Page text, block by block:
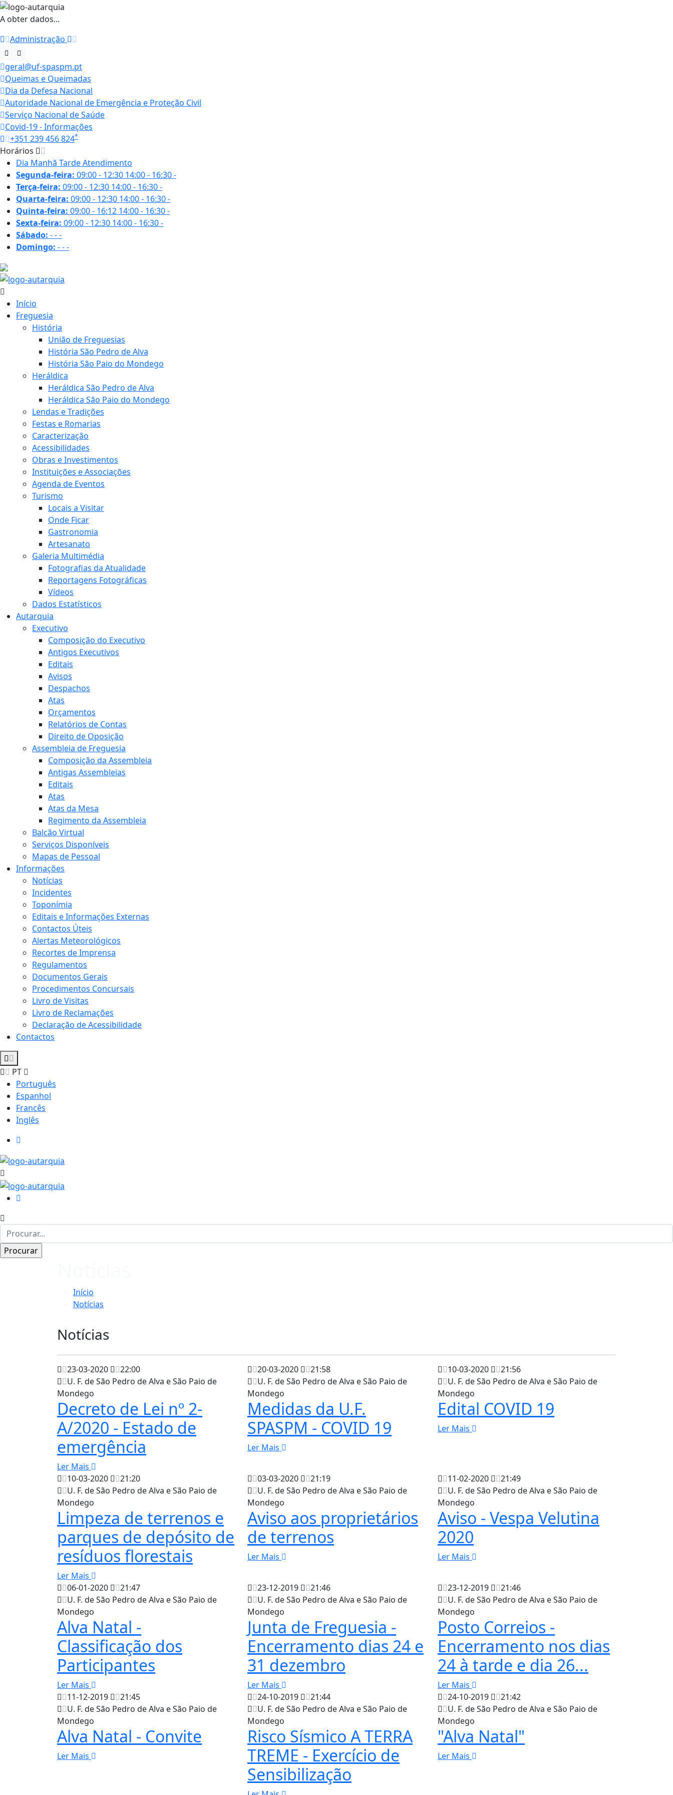
A obter dados...
Administração
geral@uf-spaspm.pt
Queimas e Queimadas
Dia da Defesa Nacional
Autoridade Nacional de Emergência e Proteção Civil
Serviço Nacional de Saúde
Covid-19 - Informações
+351 239 456 824*
Horários
Dia Manhã TardeAtendimento
Segunda-feira: 09:00 - 12:30 14:00 - 16:30-
Terça-feira: 09:00 - 12:30 14:00 - 16:30-
Quarta-feira: 09:00 - 12:30 14:00 - 16:30-
Quinta-feira: 09:00 - 16:12 14:00 - 16:30-
Sexta-feira: 09:00 - 12:30 14:00 - 16:30-
Sábado: ---
Domingo: ---
Início
Freguesia
História
União de Freguesias
História São Pedro de Alva
História São Paio do Mondego
Heráldica
Heráldica São Pedro de Alva
Heráldica São Paio do Mondego
Lendas e Tradições
Festas e Romarias
Caracterização
Acessibilidades
Obras e Investimentos
Instituições e Associações
Agenda de Eventos
Turismo
Locais a Visitar
Onde Ficar
Gastronomia
Artesanato
Galeria Multimédia
Fotografias da Atualidade
Reportagens Fotográficas
Vídeos
Dados Estatísticos
Autarquia
Executivo
Composição do Executivo
Antigos Executivos
Editais
Avisos
Despachos
Atas
Orçamentos
Relatórios de Contas
Direito de Oposição
Assembleia de Freguesia
Composição da Assembleia
Antigas Assembleias
Editais
Atas
Atas da Mesa
Regimento da Assembleia
Balcão Virtual
Serviços Disponíveis
Mapas de Pessoal
Informações
Notícias
Incidentes
Toponímia
Editais e Informações Externas
Contactos Úteis
Alertas Meteorológicos
Recortes de Imprensa
Regulamentos
Documentos Gerais
Procedimentos Concursais
Livro de Visitas
Livro de Reclamações
Declaração de Acessibilidade
Contactos
PT
Português
Espanhol
Francês
Inglês
Início
Notícias
Notícias
23-03-2020
22:00
U. F. de São Pedro de Alva e São Paio de
Mondego
Decreto de Lei nº 2-
A/2020 - Estado de
emergência
Ler Mais
20-03-2020
21:58
U. F. de São Pedro de Alva e São Paio de
Mondego
Medidas da U.F.
SPASPM - COVID 19
Ler Mais
10-03-2020
21:56
U. F. de São Pedro de Alva e São Paio de
Mondego
Edital COVID 19
Ler Mais
10-03-2020
21:20
U. F. de São Pedro de Alva e São Paio de
Mondego
Limpeza de terrenos e
parques de depósito de
resíduos florestais
Ler Mais
03-03-2020
21:19
U. F. de São Pedro de Alva e São Paio de
Mondego
Aviso aos proprietários
de terrenos
Ler Mais
11-02-2020
21:49
U. F. de São Pedro de Alva e São Paio de
Mondego
Aviso - Vespa Velutina
2020
Ler Mais
06-01-2020
21:47
U. F. de São Pedro de Alva e São Paio de
Mondego
Alva Natal -
Classificação dos
Participantes
Ler Mais
23-12-2019
21:46
U. F. de São Pedro de Alva e São Paio de
Mondego
Junta de Freguesia -
Encerramento dias 24 e
31 dezembro
Ler Mais
23-12-2019
21:46
U. F. de São Pedro de Alva e São Paio de
Mondego
Posto Correios -
Encerramento nos dias
24 à tarde e dia 26...
Ler Mais
11-12-2019
21:45
U. F. de São Pedro de Alva e São Paio de
Mondego
Alva Natal - Convite
Ler Mais
24-10-2019
21:44
U. F. de São Pedro de Alva e São Paio de
Mondego
Risco Sísmico A TERRA
TREME - Exercício de
Sensibilização
24-10-2019
21:42
U. F. de São Pedro de Alva e São Paio de
Mondego
"Alva Natal"
Ler Mais